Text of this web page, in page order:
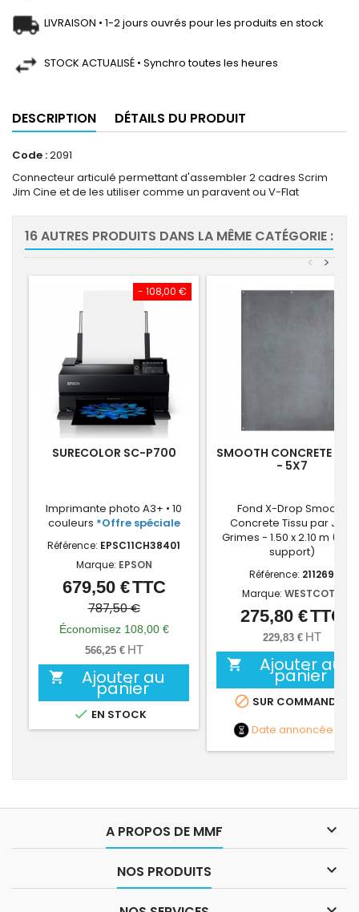
LIVRAISON • 1-2 jours ouvrés pour les produits en stock
STOCK ACTUALISÉ • Synchro toutes les heures
DESCRIPTION DÉTAILS DU PRODUIT
Code :2091
Connecteur articulé permettant d'assembler 2 cadres Scrim
Jim Cine et de les utiliser comme un paravent ou V-Flat
16 AUTRES PRODUITS DANS LA MÊME CATÉGORIE :
>
<
- 108,00 €
SURECOLOR SC-P700
Imprimante photo A3+ • 10
couleurs *Offre spéciale
Référence: EPSC11CH38401
Marque: EPSON
Prix
Prix
de
base
679,50 €TTC
787,50 €
Économisez 108,00 €
566,25 € HT
 Ajouter au
panier
 EN STOCK
SMOOTH CONCRETE
- 5X7
Fond X-Drop Smooth
Concrete Tissu par Joel
Grimes - 1.50 x 2.10 m
support)
Référence: 211269
Marque: WESTCOTT
Prix
275,80 €TTC
229,83 € HT
 Ajouter au
panier
 SUR COMMANDE
Date annoncée
A PROPOS DE MMF 
NOS PRODUITS 